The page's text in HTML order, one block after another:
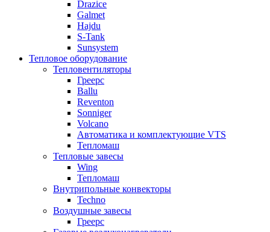
Drazice
Galmet
Hajdu
S-Tank
Sunsystem
Тепловое оборудование
Тепловентиляторы
Греерс
Ballu
Reventon
Sonniger
Volcano
Автоматика и комплектующие VTS
Тепломаш
Тепловые завесы
Wing
Тепломаш
Внутрипольные конвекторы
Techno
Воздушные завесы
Греерс